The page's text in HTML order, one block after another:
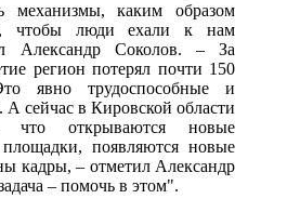
механизмы, каким образом
чтобы люди ехали к нам
Александр Соколов. – За
регион потерял почти 150
явно трудоспособные и
А сейчас в Кировской области
что открываются новые
площадки, появляются новые
кадры, – отметил Александр
– помочь в этом".